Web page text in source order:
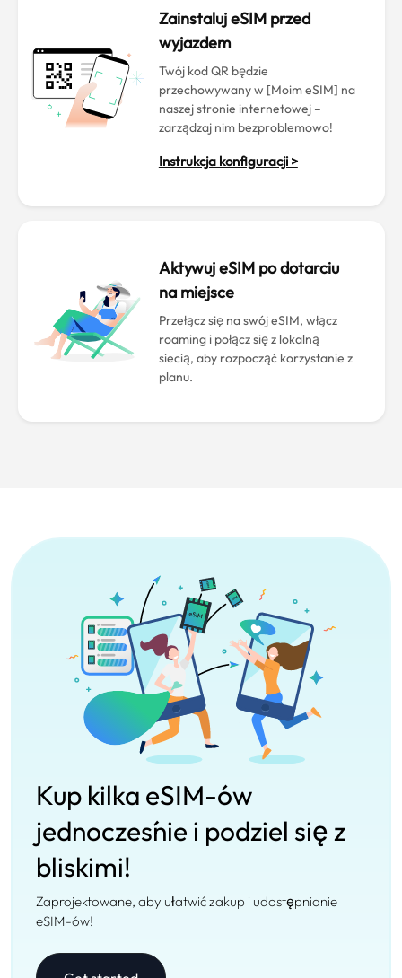
Zainstaluj eSIM przed
wyjazdem
Twój kod QR będzie
przechowywany w [Moim eSIM] na
naszej stronie internetowej –
zarządzaj nim bezproblemowo!
Instrukcja konfiguracji >
Aktywuj eSIM po dotarciu
na miejsce
Przełącz się na swój eSIM, włącz
roaming i połącz się z lokalną
siecią, aby rozpocząć korzystanie z
planu.
Kup kilka eSIM-ów
jednocześnie i podziel się z
bliskimi!
Zaprojektowane, aby ułatwić zakup i udostępnianie
eSIM-ów!